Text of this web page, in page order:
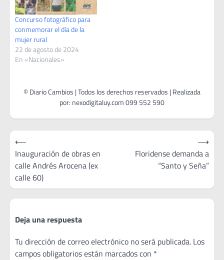
Concurso fotográfico para
conmemorar el día de la
mujer rural
22 de agosto de 2024
En «Nacionales»
Navegación
de
entradas
⟵
Inauguración de obras en
calle Andrés Arocena (ex
calle 60)
Floridense demanda a
“Santo y Seña”
⟶
Deja una respuesta
Tu dirección de correo electrónico no será publicada. Los
campos obligatorios están marcados con *